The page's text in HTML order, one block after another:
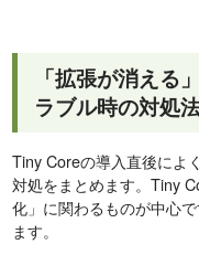
「拡張が消える
ラブル時の対処
Tiny Coreの導入直後によ
対処をまとめます。Tiny
化」に関わるものが中心
ます。